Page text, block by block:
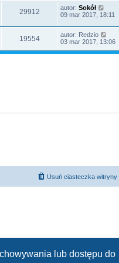
lub dostępu do
29912 autor: Sokół
09 mar 2017, 18:11
19554 autor: Redzio
03 mar 2017, 13:06
Usuń ciasteczka witryny